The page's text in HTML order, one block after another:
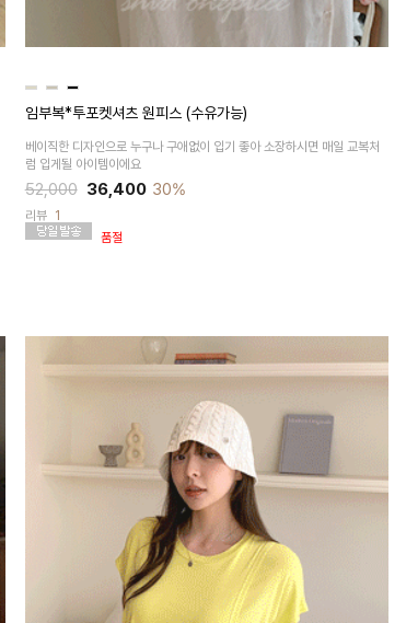
임부복*투포켓셔츠 원피스 (수유가능)
베이직한 디자인으로 누구나 구애없이 입기 좋아 소장하시면 매일 교복처
럼 입게될 아이템이에요
52,000 36,400 30%
리뷰 1
품절